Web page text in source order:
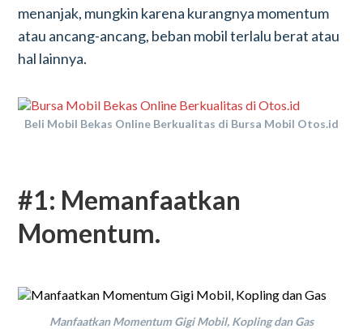
menanjak, mungkin karena kurangnya momentum
atau ancang-ancang, beban mobil terlalu berat atau
hal lainnya.
Beli Mobil Bekas Online Berkualitas di Bursa Mobil Otos.id
#1: Memanfaatkan
Momentum.
Manfaatkan Momentum Gigi Mobil, Kopling dan Gas